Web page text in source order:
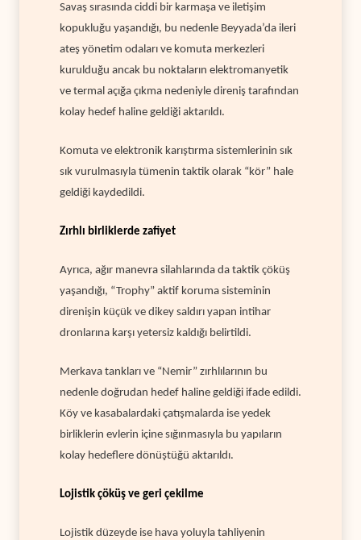
Savaş sırasında ciddi bir karmaşa ve iletişim
kopukluğu yaşandığı, bu nedenle Beyyada’da ileri
ateş yönetim odaları ve komuta merkezleri
kurulduğu ancak bu noktaların elektromanyetik
ve termal açığa çıkma nedeniyle direniş tarafından
kolay hedef haline geldiği aktarıldı.
Komuta ve elektronik karıştırma sistemlerinin sık
sık vurulmasıyla tümenin taktik olarak “kör” hale
geldiği kaydedildi.
Zırhlı birliklerde zafiyet
Ayrıca, ağır manevra silahlarında da taktik çöküş
yaşandığı, “Trophy” aktif koruma sisteminin
direnişin küçük ve dikey saldırı yapan intihar
dronlarına karşı yetersiz kaldığı belirtildi.
Merkava tankları ve “Nemir” zırhlılarının bu
nedenle doğrudan hedef haline geldiği ifade edildi.
Köy ve kasabalardaki çatışmalarda ise yedek
birliklerin evlerin içine sığınmasıyla bu yapıların
kolay hedeflere dönüştüğü aktarıldı.
Lojistik çöküş ve geri çekilme
Lojistik düzeyde ise hava yoluyla tahliyenin